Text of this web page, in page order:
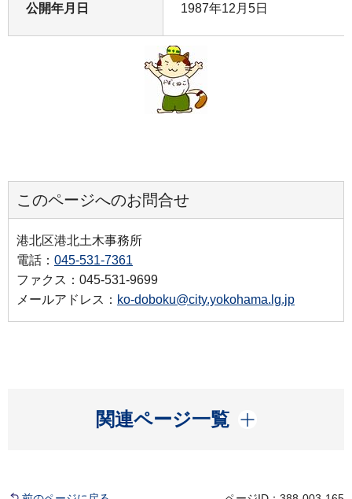
公開年月日 1987年12月5日
このページへのお問合せ
港北区港北土木事務所
電話： 045-531-7361
ファクス：045-531-9699
メールアドレス： ko-doboku@city.yokohama.lg.jp
関連ページ一覧
開く